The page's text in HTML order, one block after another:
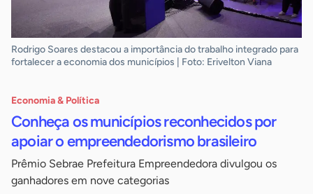
Rodrigo Soares destacou a importância do trabalho integrado para
fortalecer a economia dos municípios | Foto: Erivelton Viana
Economia & Política
Conheça os municípios reconhecidos por
apoiar o empreendedorismo brasileiro
Prêmio Sebrae Prefeitura Empreendedora divulgou os
ganhadores em nove categorias